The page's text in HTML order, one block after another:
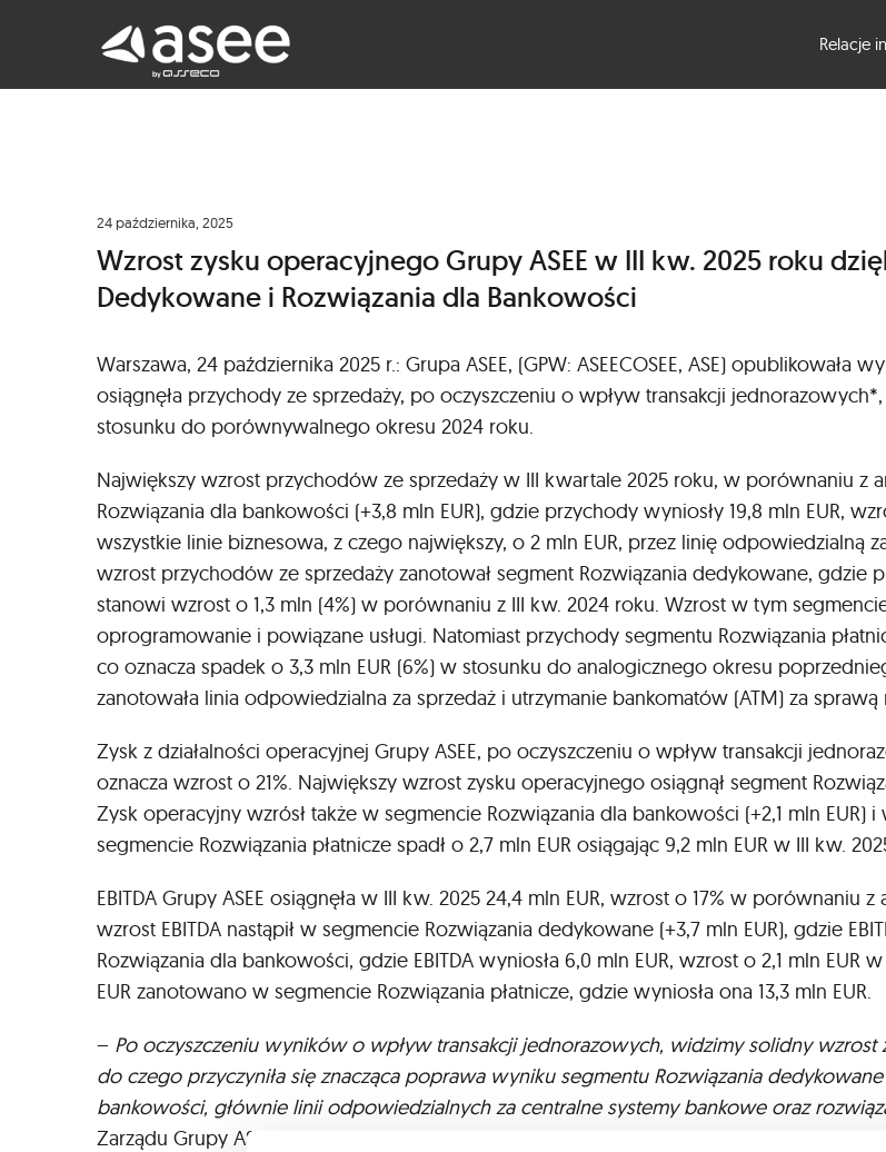
Relacje
24 października, 2025
Wzrost zysku operacyjnego Grupy ASEE w III kw. 2025 roku
Dedykowane i Rozwiązania dla Bankowości
Warszawa, 24 października 2025 r.: Grupa ASEE, (GPW: ASEECOSEE, ASE)
osiągnęła przychody ze sprzedaży, po oczyszczeniu o wpływ transakcji
stosunku do porównywalnego okresu 2024 roku.
Największy wzrost przychodów ze sprzedaży w III kwartale 2025 roku, w porównaniu z
Rozwiązania dla bankowości (+3,8 mln EUR), gdzie przychody wyniosły 19,8 mln EUR,
wszystkie linie biznesowa, z czego największy, o 2 mln EUR, przez linię odpowiedzialną
wzrost przychodów ze sprzedaży zanotował segment Rozwiązania dedykowane, gdzie
stanowi wzrost o 1,3 mln (4%) w porównaniu z III kw. 2024 roku. Wzrost w tym
oprogramowanie i powiązane usługi. Natomiast przychody segmentu Rozwiązania
co oznacza spadek o 3,3 mln EUR (6%) w stosunku do analogicznego okresu
zanotowała linia odpowiedzialna za sprzedaż i utrzymanie bankomatów (ATM) za
Zysk z działalności operacyjnej Grupy ASEE, po oczyszczeniu o wpływ transakcji
oznacza wzrost o 21%. Największy wzrost zysku operacyjnego osiągnął segment
Zysk operacyjny wzrósł także w segmencie Rozwiązania dla bankowości (+2,1 mln EUR)
segmencie Rozwiązania płatnicze spadł o 2,7 mln EUR osiągając 9,2 mln EUR w III kw.
EBITDA Grupy ASEE osiągnęła w III kw. 2025 24,4 mln EUR, wzrost o 17% w
wzrost EBITDA nastąpił w segmencie Rozwiązania dedykowane (+3,7 mln EUR), gdzie
Rozwiązania dla bankowości, gdzie EBITDA wyniosła 6,0 mln EUR, wzrost o 2,1 mln EUR
EUR zanotowano w segmencie Rozwiązania płatnicze, gdzie wyniosła ona 13,3 mln EUR.
– Po oczyszczeniu wyników o wpływ transakcji jednorazowych, widzimy solidny wzrost
do czego przyczyniła się znacząca poprawa wyniku segmentu Rozwiązania
bankowości, głównie linii odpowiedzialnych za centralne systemy bankowe oraz
Zarządu Grupy ASEE.